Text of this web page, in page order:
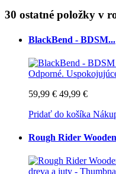
30 ostatné položky v
BlackBend - BDSM...
59,99 € 49,99 €
Pridať do košíka
Rough Rider